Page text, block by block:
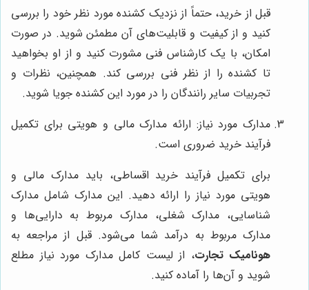
قبل از خرید، حتماً از نزدیک کشنده مورد نظر خود را بررسی
کنید و از کیفیت و قابلیت‌های آن مطمئن شوید. در صورت
امکان، با یک کارشناس فنی مشورت کنید و از او بخواهید
تا کشنده را از نظر فنی بررسی کند. همچنین، نظرات و
تجربیات سایر رانندگان را در مورد این کشنده جویا شوید.
مدارک مورد نیاز: ارائه مدارک مالی و هویتی برای تکمیل
فرآیند خرید ضروری است.
برای تکمیل فرآیند خرید اقساطی، باید مدارک مالی و
هویتی مورد نیاز را ارائه دهید. این مدارک شامل مدارک
شناسایی، مدارک شغلی، مدارک مربوط به دارایی‌ها و
مدارک مربوط به درآمد شما می‌شود. قبل از مراجعه به
هونامیک تجارت، از لیست کامل مدارک مورد نیاز مطلع
شوید و آن‌ها را آماده کنید.